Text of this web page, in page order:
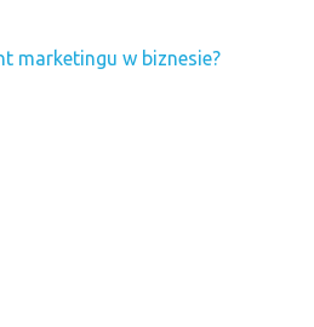
marketingu w biznesie?